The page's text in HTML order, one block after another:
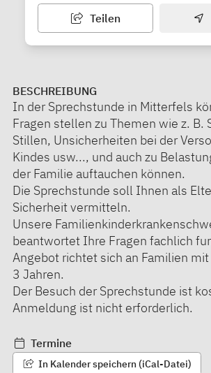
Teilen
BESCHREIBUNG
In der Sprechstunde in Mitterfels
Fragen stellen zu Themen wie z. B.
Stillen, Unsicherheiten bei der
Kindes usw..., und auch zu
der Familie auftauchen können.
Die Sprechstunde soll Ihnen als
Sicherheit vermitteln.
Unsere
beantwortet Ihre Fragen fachlich
Angebot richtet sich an Familien
3 Jahren.
Der Besuch der Sprechstunde ist
Anmeldung ist nicht erforderlich.
Termine
In Kalender speichern (iCal-Datei)